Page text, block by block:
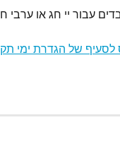
עבור יי חג או ערבי
לסעיף של הגדרת ימי